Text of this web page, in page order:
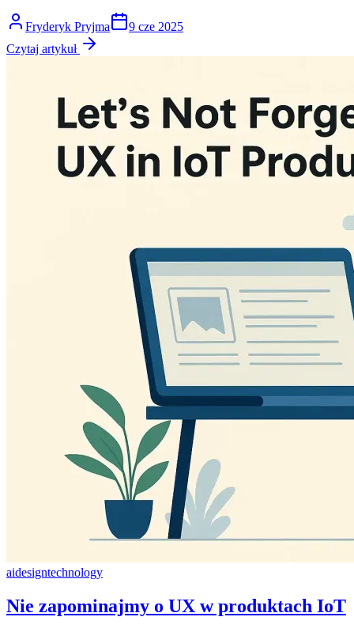
Fryderyk Pryjma
9 cze 2025
Czytaj artykuł
aidesigntechnology
Nie zapominajmy o UX w produktach IoT